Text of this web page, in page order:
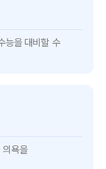
능을 대비할 수
의욕을